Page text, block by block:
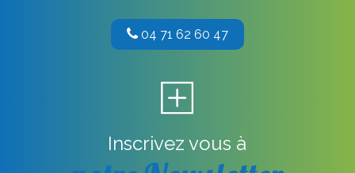
04 71 62 60 47
Inscrivez vous à